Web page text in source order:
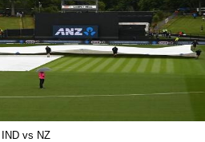
IND vs NZ